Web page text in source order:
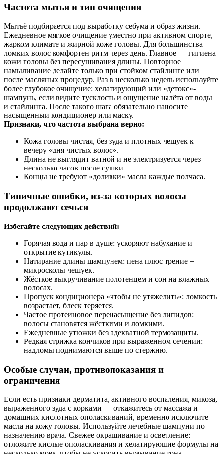
Частота мытья и тип очищения
Мытьё подбирается под выработку себума и образ жизни.
Ежедневное мягкое очищение уместно при активном спорте,
жарком климате и жирной коже головы. Для большинства
ломких волос комфортен ритм через день. Главное — гигиена
кожи головы без пересушивания длины. Повторное
намыливание делайте только при стойком стайлинге или
после масляных процедур. Раз в несколько недель используйте
более глубокое очищение: хелатирующий или «детокс»-
шампунь, если видите тусклость и ощущение налёта от воды
и стайлинга. После такого шага обязательно наносите
насыщенный кондиционер или маску.
Признаки, что частота выбрана верно:
Кожа головы чистая, без зуда и плотных чешуек к
вечеру «дня чистых волос».
Длина не выглядит ватной и не электризуется через
несколько часов после сушки.
Концы не требуют «доливки» масла каждые полчаса.
Типичные ошибки, из-за которых волосы
продолжают сечься
Избегайте следующих действий:
Горячая вода и пар в душе: ускоряют набухание и
открытие кутикулы.
Натирание длины шампунем: пена плюс трение =
микросколы чешуек.
Жёсткое выкручивание полотенцем и сон на влажных
волосах.
Пропуск кондиционера «чтобы не утяжелить»: ломкость
возрастает, блеск теряется.
Частое протеиновое перенасыщение без липидов:
волосы становятся жёсткими и ломкими.
Ежедневные утюжки без адекватной термозащиты.
Редкая стрижка кончиков при выраженном сечении:
надломы поднимаются выше по стержню.
Особые случаи, противопоказания и
ограничения
Если есть признаки дерматита, активного воспаления, микоза,
выраженного зуда с корками — откажитесь от массажа и
домашних кислотных ополаскиваний, временно исключите
масла на кожу головы. Используйте лечебные шампуни по
назначению врача. Свежее окрашивание и осветление:
отложите кислые ополаскивания и хелатирующие формулы на